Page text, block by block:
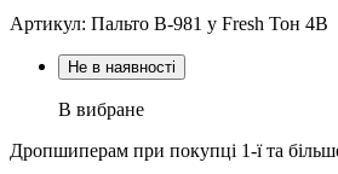
Артикул: Пальто В-981 у Fresh Тон 4В
Не в наявності
В вибране
Дропшиперам при покупці 1-ї та